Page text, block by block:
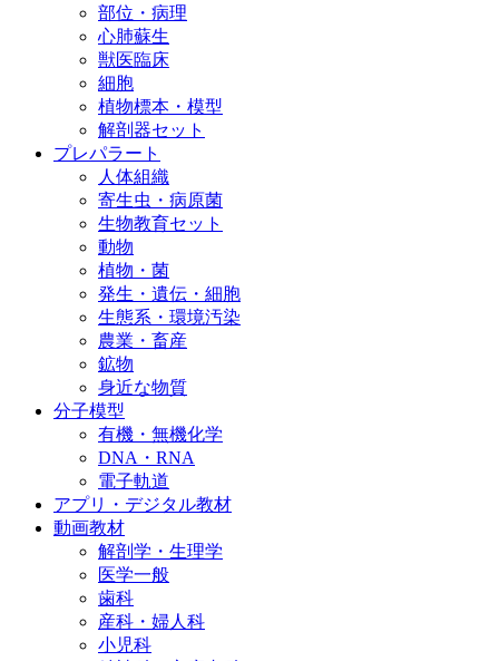
部位・病理
心肺蘇生
獣医臨床
細胞
植物標本・模型
解剖器セット
プレパラート
人体組織
寄生虫・病原菌
生物教育セット
動物
植物・菌
発生・遺伝・細胞
生態系・環境汚染
農業・畜産
鉱物
身近な物質
分子模型
有機・無機化学
DNA・RNA
電子軌道
アプリ・デジタル教材
動画教材
解剖学・生理学
医学一般
歯科
産科・婦人科
小児科